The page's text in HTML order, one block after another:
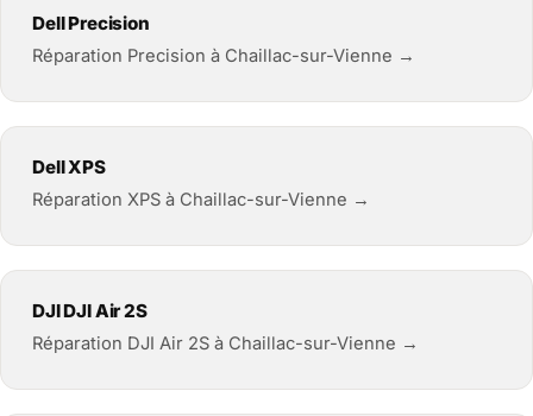
Dell Precision
Réparation Precision à Chaillac-sur-Vienne →
Dell XPS
Réparation XPS à Chaillac-sur-Vienne →
DJI DJI Air 2S
Réparation DJI Air 2S à Chaillac-sur-Vienne →